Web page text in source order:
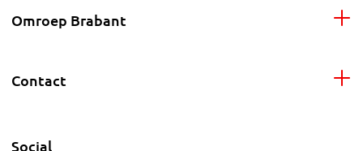
Omroep Brabant
Contact
Social